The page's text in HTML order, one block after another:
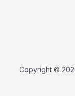
Copyright ©